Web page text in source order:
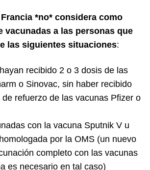
*no* considera como
vacunadas a las personas que
las siguientes situaciones:
recibido 2 o 3 dosis de las
o Sinovac, sin haber recibido
refuerzo de las vacunas Pfizer o
con la vacuna Sputnik V u
por la OMS (un nuevo
completo con las vacunas
es necesario en tal caso)